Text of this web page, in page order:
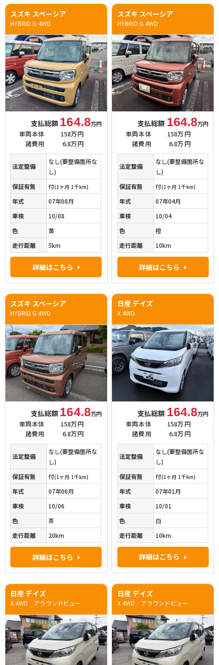
スズキ スペーシア
HYBRID G 4WD
支払総額 164.8万円
車両本体
158万円
諸費用
6.8万円
法定整備
なし(要整備箇所な
し)
保証有無
付(1ヶ月 1千km)
年式
07年08月
車検
10/08
色
黄
走行距離
5km
詳細はこちら
スズキ スペーシア
HYBRID G 4WD
支払総額 164.8万円
車両本体
158万円
諸費用
6.8万円
法定整備
なし(要整備箇所な
し)
保証有無
付(1ヶ月 1千km)
年式
07年04月
車検
10/04
色
橙
走行距離
10km
詳細はこちら
スズキ スペーシア
HYBRID G 4WD
支払総額 164.8万円
車両本体
158万円
諸費用
6.8万円
法定整備
なし(要整備箇所な
し)
保証有無
付(1ヶ月 1千km)
年式
07年06月
車検
10/06
色
茶
走行距離
20km
詳細はこちら
日産 デイズ
X 4WD
支払総額 164.8万円
車両本体
158万円
諸費用
6.8万円
法定整備
なし(要整備箇所な
し)
保証有無
付(1ヶ月 1千km)
年式
07年01月
車検
10/01
色
白
走行距離
10km
詳細はこちら
日産 デイズ
X 4WD アラウンドビュー
日産 デイズ
X 4WD アラウンドビュー